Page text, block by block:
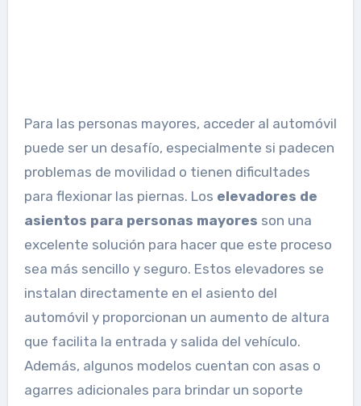
Para las personas mayores, acceder al automóvil
puede ser un desafío, especialmente si padecen
problemas de movilidad o tienen dificultades
para flexionar las piernas. Los elevadores de
asientos para personas mayores son una
excelente solución para hacer que este proceso
sea más sencillo y seguro. Estos elevadores se
instalan directamente en el asiento del
automóvil y proporcionan un aumento de altura
que facilita la entrada y salida del vehículo.
Además, algunos modelos cuentan con asas o
agarres adicionales para brindar un soporte